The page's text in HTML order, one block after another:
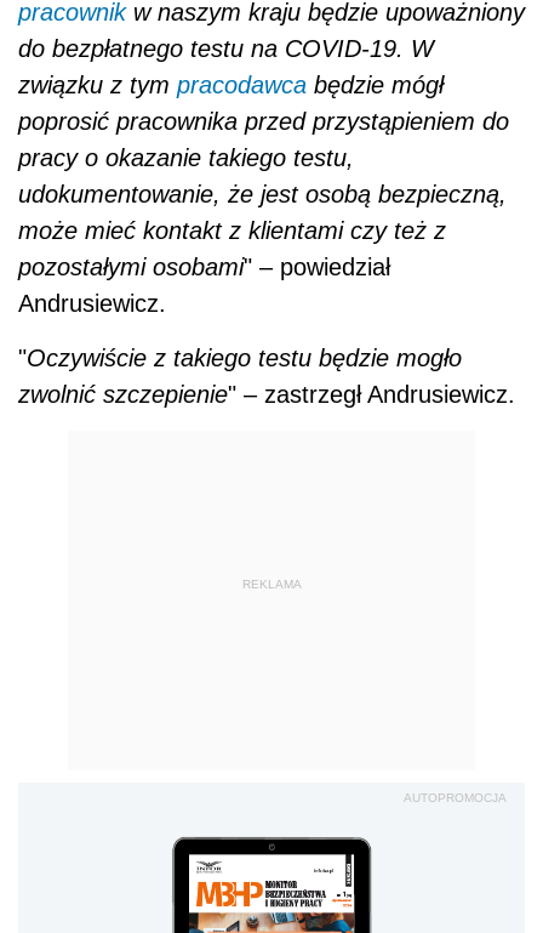
pracownikw naszym kraju będzie upoważniony
do bezpłatnego testu na COVID-19. W
związku z tym pracodawca będzie mógł
poprosić pracownika przed przystąpieniem do
pracy o okazanie takiego testu,
udokumentowanie, że jest osobą bezpieczną,
może mieć kontakt z klientami czy też z
pozostałymi osobami" – powiedział
Andrusiewicz.
"Oczywiście z takiego testu będzie mogło
zwolnić szczepienie" – zastrzegł Andrusiewicz.
REKLAMA
AUTOPROMOCJA